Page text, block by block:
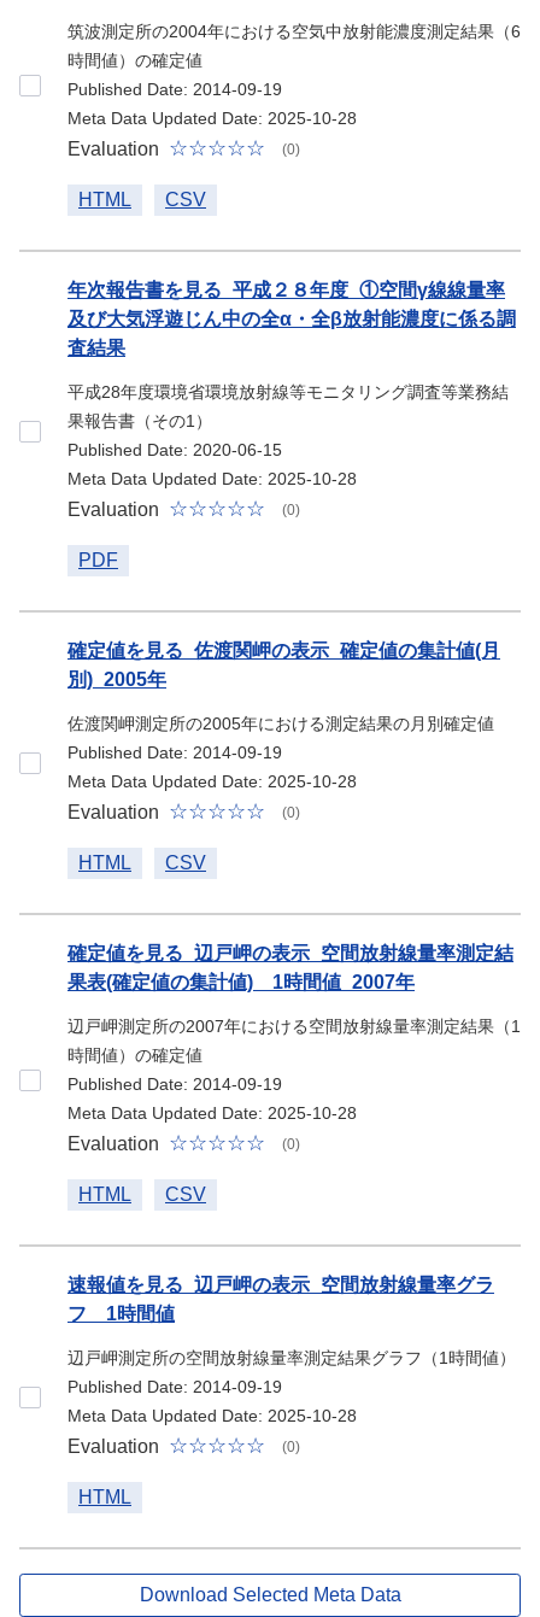
筑波測定所の2004年における空気中放射能濃度測定結果（6
時間値）の確定値
Published Date: 2014-09-19
Meta Data Updated Date: 2025-10-28
Evaluation (0)
HTML CSV
年次報告書を見る_平成２８年度_①空間γ線線量率
及び大気浮遊じん中の全α・全β放射能濃度に係る調
査結果
平成28年度環境省環境放射線等モニタリング調査等業務結
果報告書（その1）
Published Date: 2020-06-15
Meta Data Updated Date: 2025-10-28
Evaluation (0)
PDF
確定値を見る_佐渡関岬の表示_確定値の集計値(月
別)_2005年
佐渡関岬測定所の2005年における測定結果の月別確定値
Published Date: 2014-09-19
Meta Data Updated Date: 2025-10-28
Evaluation (0)
HTML CSV
確定値を見る_辺戸岬の表示_空間放射線量率測定結
果表(確定値の集計値) 1時間値_2007年
辺戸岬測定所の2007年における空間放射線量率測定結果（1
時間値）の確定値
Published Date: 2014-09-19
Meta Data Updated Date: 2025-10-28
Evaluation (0)
HTML CSV
速報値を見る_辺戸岬の表示_空間放射線量率グラ
フ 1時間値
辺戸岬測定所の空間放射線量率測定結果グラフ（1時間値）
Published Date: 2014-09-19
Meta Data Updated Date: 2025-10-28
Evaluation (0)
HTML
Download Selected Meta Data